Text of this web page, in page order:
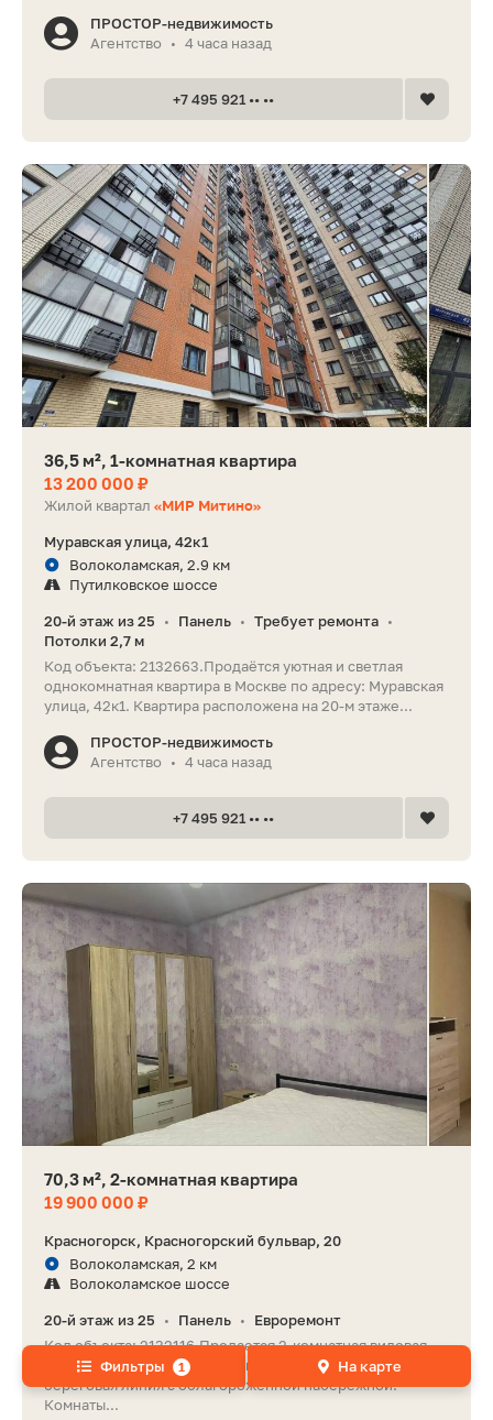
ПРОСТОР-недвижимость
Агентство
• 4 часа назад
+7 495 921 •• ••
36,5 м², 1-комнатная квартира
13 200 000 ₽
Жилой квартал «МИР Митино»
Муравская улица, 42к1
Волоколамская, 2.9 км
Путилковское шоссе
20-й этаж из 25 • Панель • Требует ремонта •
Потолки 2,7 м
Код объекта: 2132663.Продаётся уютная и светлая
однокомнатная квартира в Москве по адресу: Муравская
улица, 42к1. Квартира расположена на 20-м этаже...
ПРОСТОР-недвижимость
Агентство
• 4 часа назад
+7 495 921 •• ••
70,3 м², 2-комнатная квартира
19 900 000 ₽
Красногорск, Красногорский бульвар, 20
Волоколамская, 2 км
Волоколамское шоссе
20-й этаж из 25 • Панель •
Евроремонт
Код объекта: 2132116.Продается 2-комнатная видовая
квартира на 20 этаже, все окна с видом на реку, первая
береговая линия с облагороженной набережной.
Комнаты...
Фильтры 1 На карте